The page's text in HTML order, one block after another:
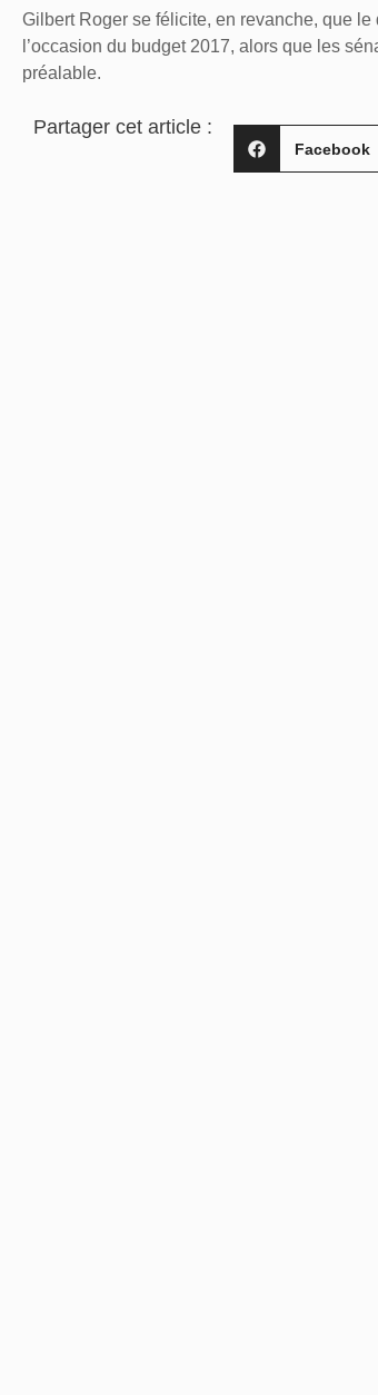
Gilbert Roger se félicite, en revanche, que
l’occasion du budget 2017, alors que les
préalable.
Partager cet article :
Facebook